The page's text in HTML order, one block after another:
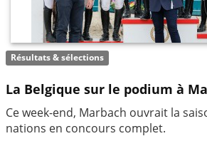
Résultats & sélections
La Belgique sur le podium à
Ce week-end, Marbach ouvrait la
nations en concours complet.